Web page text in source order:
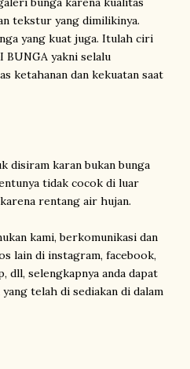
tekstur yang dimilikinya.
yang kuat juga. Itulah ciri
BUNGA yakni selalu
ketahanan dan kekuatan saat
disiram karan bukan bunga
tidak cocok di luar
rentang air hujan.
kami, berkomunikasi dan
lain di instagram, facebook,
dll, selengkapnya anda dapat
telah di sediakan di dalam